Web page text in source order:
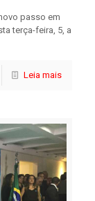
passo em
terça-feira, 5, a
Leia mais